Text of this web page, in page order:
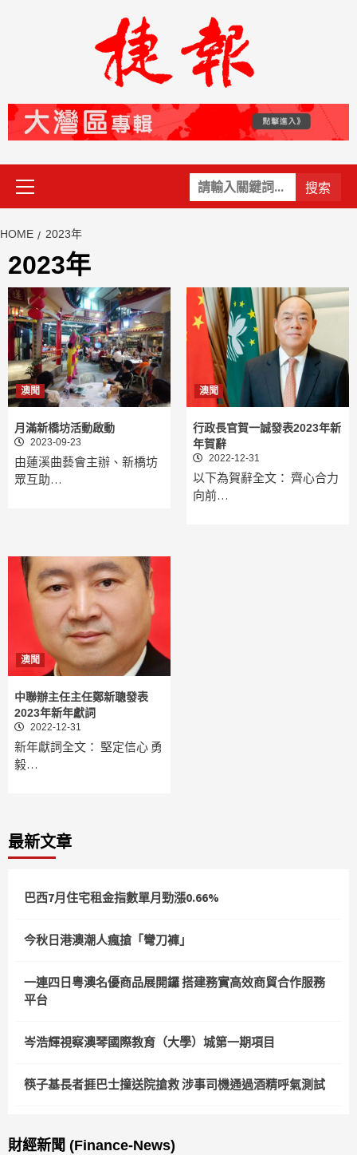
關
鍵
Primary
Menu
HOME 2023年
2023年
澳聞
月滿新橋坊活動啟動
2023-09-23
由蓮溪曲藝會主辦、新橋坊
眾互助…
澳聞
行政長官賀一誠發表2023年新
年賀辭
2022-12-31
以下為賀辭全文： 齊心合力
向前…
澳聞
中聯辦主任主任鄭新聰發表
2023年新年獻詞
2022-12-31
新年獻詞全文： 堅定信心 勇
毅…
最新文章
巴西7月住宅租金指數單月勁漲0.66%
今秋日港澳潮人瘋搶「彎刀褲」
一連四日粵澳名優商品展開鑼 搭建務實高效商貿合作服務
平台
岑浩輝視察澳琴國際教育（大學）城第一期項目
筷子基長者捱巴士撞送院搶救 涉事司機通過酒精呼氣測試
財經新聞 (Finance-News)